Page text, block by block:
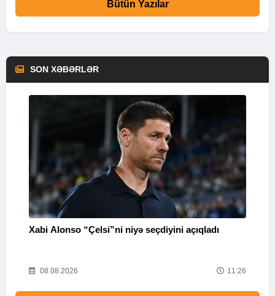
Bütün Yazılar
SON XƏBƏRLƏR
Xabi Alonso “Çelsi”ni niyə seçdiyini açıqladı
08.08.2026 11:26